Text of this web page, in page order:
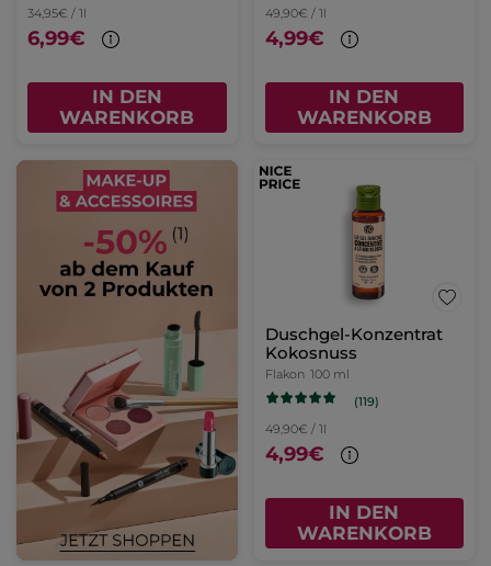
34,95€ / 1l
6,99€
IN DEN
WARENKORB
49,90€ / 1l
4,99€
IN DEN
WARENKORB
Duschgel-Konzentrat
Kokosnuss
Flakon 100 ml
(119)
49,90€ / 1l
4,99€
IN DEN
WARENKORB